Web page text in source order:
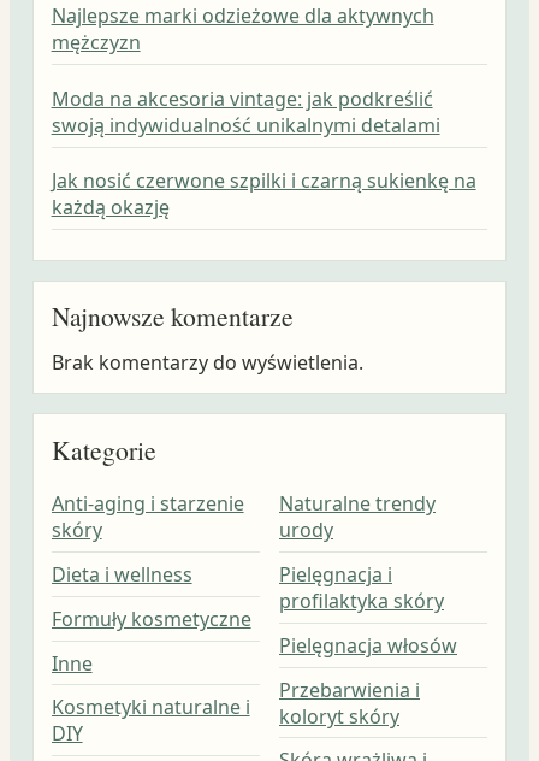
Najlepsze marki odzieżowe dla aktywnych
mężczyzn
Moda na akcesoria vintage: jak podkreślić
swoją indywidualność unikalnymi detalami
Jak nosić czerwone szpilki i czarną sukienkę na
każdą okazję
Najnowsze komentarze
Brak komentarzy do wyświetlenia.
Kategorie
Anti-aging i starzenie
skóry
Dieta i wellness
Formuły kosmetyczne
Inne
Kosmetyki naturalne i
DIY
Naturalne trendy
urody
Pielęgnacja i
profilaktyka skóry
Pielęgnacja włosów
Przebarwienia i
koloryt skóry